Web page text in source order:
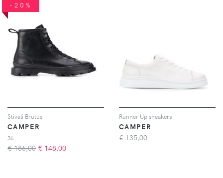
-20%
Stivali Brutus
CAMPER
36
€ 186,00 € 148,00
Runner Up sneakers
CAMPER
€ 135,00